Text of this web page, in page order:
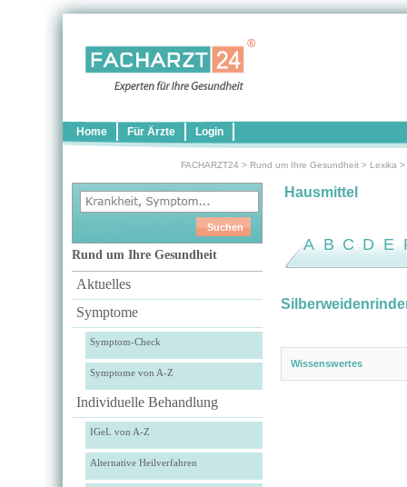
Home Für Ärzte Login
FACHARZT24 > Rund um Ihre Gesundheit > Lexika >
Rund um Ihre Gesundheit
Aktuelles
Symptome
Symptom-Check
Symptome von A-Z
Individuelle Behandlung
IGeL von A-Z
Alternative Heilverfahren
Hausmittel
A B C D E
Wissenswertes